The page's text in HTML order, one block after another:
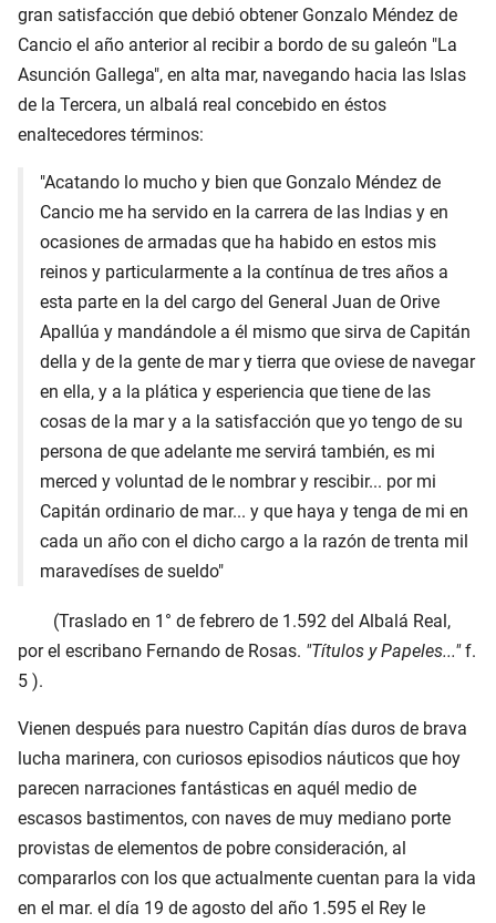
gran satisfacción que debió obtener Gonzalo Méndez de
Cancio el año anterior al recibir a bordo de su galeón "La
Asunción Gallega", en alta mar, navegando hacia las Islas
de la Tercera, un albalá real concebido en éstos
enaltecedores términos:
"Acatando lo mucho y bien que Gonzalo Méndez de
Cancio me ha servido en la carrera de las Indias y en
ocasiones de armadas que ha habido en estos mis
reinos y particularmente a la contínua de tres años a
esta parte en la del cargo del General Juan de Orive
Apallúa y mandándole a él mismo que sirva de Capitán
della y de la gente de mar y tierra que oviese de navegar
en ella, y a la plática y esperiencia que tiene de las
cosas de la mar y a la satisfacción que yo tengo de su
persona de que adelante me servirá también, es mi
merced y voluntad de le nombrar y rescibir... por mi
Capitán ordinario de mar... y que haya y tenga de mi en
cada un año con el dicho cargo a la razón de trenta mil
maravedíses de sueldo"
(Traslado en 1° de febrero de 1.592 del Albalá Real,
por el escribano Fernando de Rosas. "Títulos y Papeles..."f.
5 ).
Vienen después para nuestro Capitán días duros de brava
lucha marinera, con curiosos episodios náuticos que hoy
parecen narraciones fantásticas en aquél medio de
escasos bastimentos, con naves de muy mediano porte
provistas de elementos de pobre consideración, al
compararlos con los que actualmente cuentan para la vida
en el mar. el día 19 de agosto del año 1.595 el Rey le